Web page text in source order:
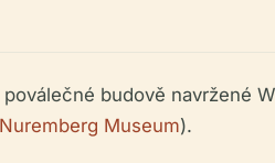
budově navržené
Nuremberg Museum).